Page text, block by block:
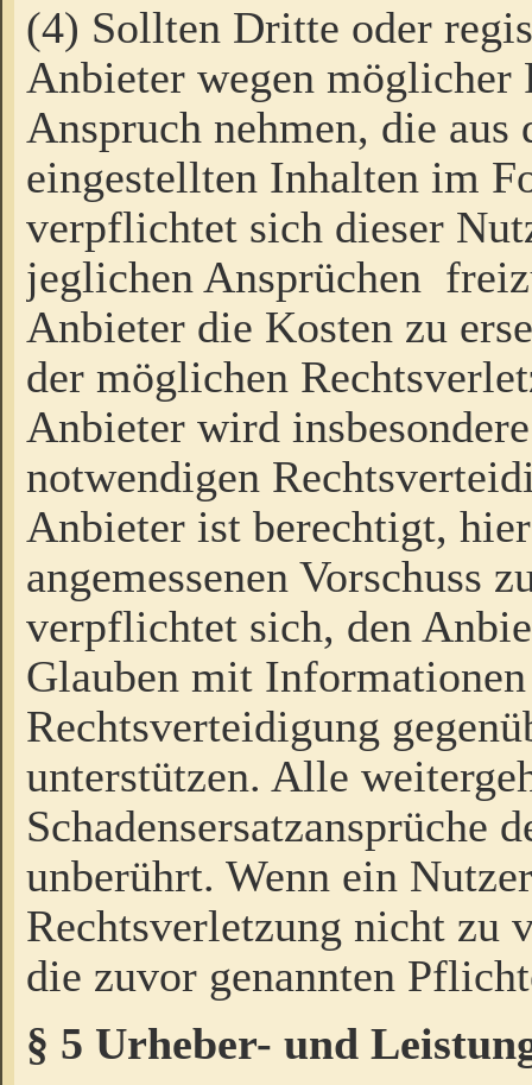
(4) Sollten Dritte oder
Anbieter wegen möglicher
Anspruch nehmen, die
eingestellten Inhalten im
verpflichtet sich dieser
jeglichen Ansprüchen
Anbieter die Kosten zu
der möglichen
Anbieter wird
notwendigen
Anbieter ist berechtigt,
angemessenen Vorschuss
verpflichtet sich, den
Glauben mit
Rechtsverteidigung
unterstützen. Alle
Schadensersatzansprüche
unberührt. Wenn ein
Rechtsverletzung nicht zu
die zuvor genannten
§ 5 Urheber- und